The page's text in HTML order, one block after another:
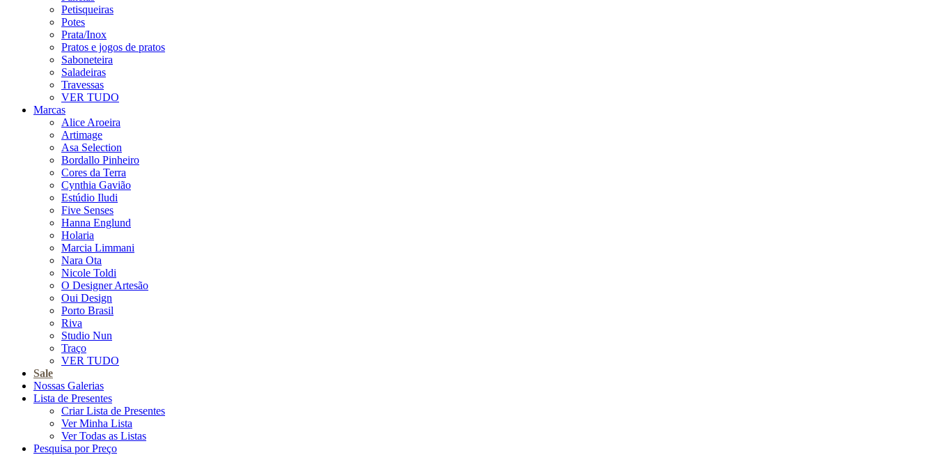
Petisqueiras
Potes
Prata/Inox
Pratos e jogos de pratos
Saboneteira
Saladeiras
Travessas
VER TUDO
Marcas
Alice Aroeira
Artimage
Asa Selection
Bordallo Pinheiro
Cores da Terra
Cynthia Gavião
Estúdio Iludi
Five Senses
Hanna Englund
Holaria
Marcia Limmani
Nara Ota
Nicole Toldi
O Designer Artesão
Oui Design
Porto Brasil
Riva
Studio Nun
Traço
VER TUDO
Sale
Nossas Galerias
Lista de Presentes
Criar Lista de Presentes
Ver Minha Lista
Ver Todas as Listas
Pesquisa por Preço